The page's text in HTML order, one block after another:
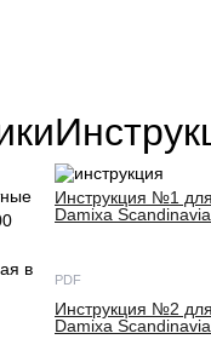
в
Инструкция №1
Damixa
PDF
Инструкция №2
Damixa